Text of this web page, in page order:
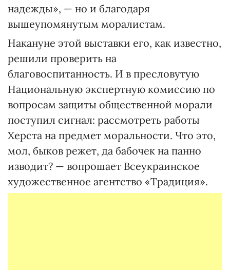
надежды», — но и благодаря
вышеупомянутым моралистам.
Накануне этой выставки его, как известно,
решили проверить на
благовоспитанность. И в пресловутую
Национальную экспертную комиссию по
вопросам защиты общественной морали
поступил сигнал: рассмотреть работы
Херста на предмет моральности. Что это,
мол, быков режет, да бабочек на панно
изводит? — вопрошает Всеукраинское
художественное агентство «Традиция».